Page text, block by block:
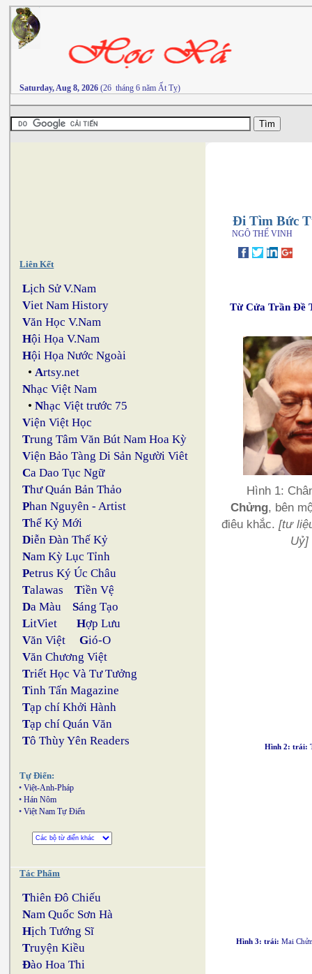
Saturday, Aug 8, 2026 (26 tháng 6 năm Ất Tỵ)
Liên Kết
Lịch Sử V.Nam
Viet Nam History
Văn Học V.Nam
Hội Họa V.Nam
Hội Họa Nước Ngoài
•Artsy.net
Nhạc Việt Nam
•Nhạc Việt trước 75
Viện Việt Học
Trung Tâm Văn Bút Nam Hoa Kỳ
Viện Bảo Tàng Di Sản Người Viêt
Ca Dao Tục Ngữ
Thư Quán Bản Thảo
Phan Nguyên - Artist
Thế Kỷ Mới
Diễn Đàn Thế Kỷ
Nam Kỳ Lục Tỉnh
Petrus Ký Úc Châu
Talawas Tiền Vệ
Da Màu Sáng Tạo
LitViet Hợp Lưu
Văn Việt Gió-O
Văn Chương Việt
Triết Học Và Tư Tưởng
Tinh Tấn Magazine
Tạp chí Khởi Hành
Tạp chí Quán Văn
Tô Thùy Yên Readers
Tự Điển:
• Việt-Anh-Pháp
• Hán Nôm
• Việt Nam Tự Điển
Tác Phẩm
Thiên Đô Chiếu
Nam Quốc Sơn Hà
Hịch Tướng Sĩ
Truyện Kiều
Đào Hoa Thi
Đi Tìm Bức
NGÔ THẾ VINH
Từ Cửa Trần Đề
Hình 1:
Chửng, bên
điêu khắc. [tư
Uỷ]
Hình 2: trái:
Hình 3: trái: Mai